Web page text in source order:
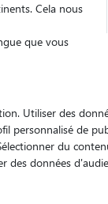
Pas encore de
Châtel
Cela nous
que vous
Utiliser des
personnalisé de
du
des données